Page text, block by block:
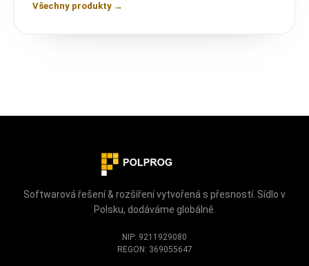
Všechny produkty →
Softwarová řešení & rozšíření vytvořená s přesností. Sídlo v
Polsku, dodáváme globálně.
NIP: 9211929080
REGON: 369055647